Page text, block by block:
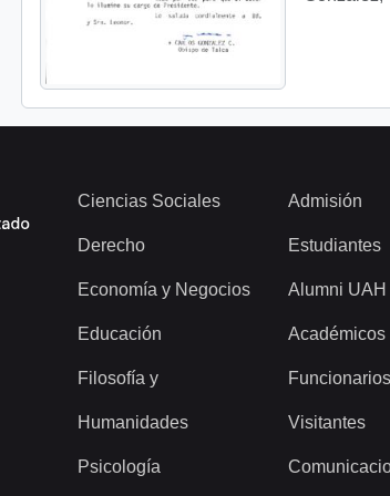
Ciencias Sociales
Derecho
Economía y Negocios
Educación
Filosofía y
Humanidades
Psicología
Admisión
Estudiantes
Alumni UAH
Académicos
Funcionarios
Visitantes